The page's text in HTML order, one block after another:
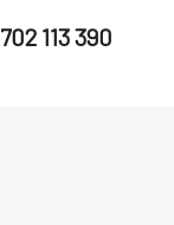
702 113 390